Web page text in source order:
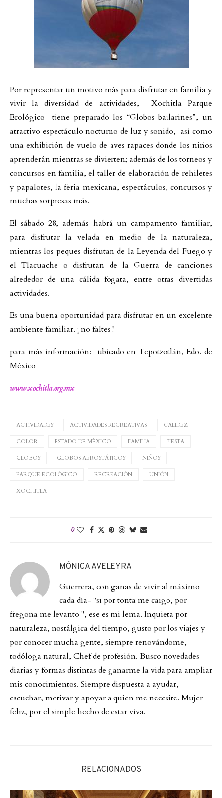
Por representar un motivo más para disfrutar en familia y
vivir la diversidad de actividades, Xochitla Parque
Ecológico tiene preparado los “Globos bailarines”, un
atractivo espectáculo nocturno de luz y sonido, así como
una exhibición de vuelo de aves rapaces donde los niños
aprenderán mientras se divierten; además de los torneos y
concursos en familia, el taller de elaboración de rehiletes
y papalotes, la feria mexicana, espectáculos, concursos y
muchas sorpresas más.
El sábado 28, además habrá un campamento familiar,
para disfrutar la velada en medio de la naturaleza,
mientras los peques disfrutan de la Leyenda del Fuego y
el Tlacuache o disfrutan de la Guerra de canciones
alrededor de una cálida fogata, entre otras divertidas
actividades.
Es una buena oportunidad para disfrutar en un excelente
ambiente familiar. ¡ no faltes !
para más información: ubicado en Tepotzotlán, Edo. de
México
www.xochitla.org.mx
ACTIVIDADES ACTIVIDADES RECREATIVAS CALIDEZ
COLOR ESTADO DE MÉXICO FAMILIA FIESTA
GLOBOS GLOBOS AEROSTÁTICOS NIÑOS
PARQUE ECOLÓGICO RECREACIÓN UNIÓN
XOCHITLA
0
MÓNICA AVELEYRA
Guerrera, con ganas de vivir al máximo
cada día- "si por tonta me caigo, por
fregona me levanto ", ese es mi lema. Inquieta por
naturaleza, nostálgica del tiempo, gusto por los viajes y
por conocer mucha gente, siempre renovándome,
todóloga natural, Chef de profesión. Busco novedades
diarias y formas distintas de ganarme la vida para ampliar
mis conocimientos. Siempre dispuesta a ayudar,
escuchar, motivar y apoyar a quien me necesite. Mujer
feliz, por el simple hecho de estar viva.
RELACIONADOS